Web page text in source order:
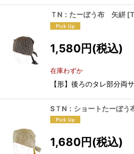
ＴN：たーぼう布 矢絣 [
1,580円(税込)
在庫わずか
【形】後ろのタレ部分
SＴN：ショートたーぼ
1,680円 (税込)